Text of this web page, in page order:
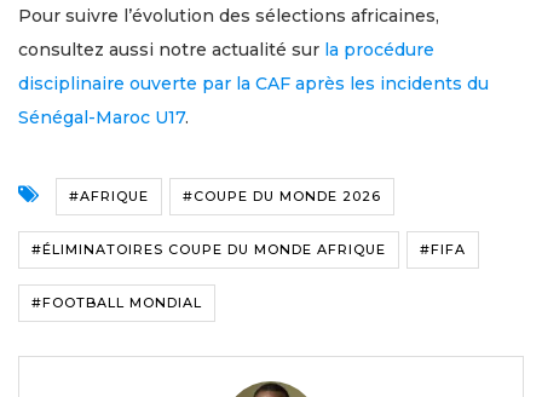
Pour suivre l’évolution des sélections africaines,
consultez aussi notre actualité sur la procédure
disciplinaire ouverte par la CAF après les incidents du
Sénégal-Maroc U17.
#AFRIQUE #COUPE DU MONDE 2026
#ÉLIMINATOIRES COUPE DU MONDE AFRIQUE #FIFA
#FOOTBALL MONDIAL